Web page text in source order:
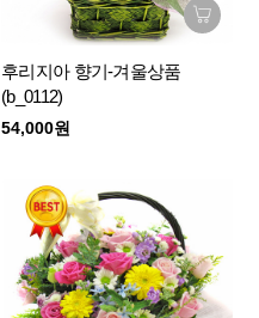
후리지아 향기-겨울상품
(b_0112)
54,000원